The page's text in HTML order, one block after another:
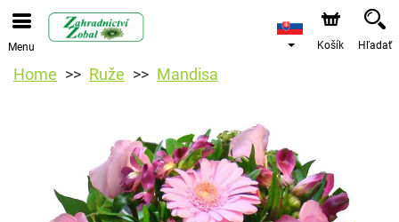
Menu Košík Hľadať
Home Ruže Mandisa